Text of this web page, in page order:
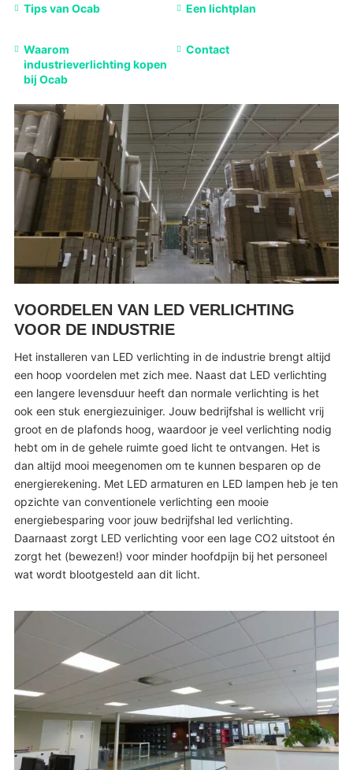
Tips van Ocab
Een lichtplan
Waarom
industrieverlichting kopen
bij Ocab
Contact
VOORDELEN VAN LED VERLICHTING
VOOR DE INDUSTRIE
Het installeren van LED verlichting in de industrie brengt altijd
een hoop voordelen met zich mee. Naast dat LED verlichting
een langere levensduur heeft dan normale verlichting is het
ook een stuk energiezuiniger. Jouw bedrijfshal is wellicht vrij
groot en de plafonds hoog, waardoor je veel verlichting nodig
hebt om in de gehele ruimte goed licht te ontvangen. Het is
dan altijd mooi meegenomen om te kunnen besparen op de
energierekening. Met LED armaturen en LED lampen heb je ten
opzichte van conventionele verlichting een mooie
energiebesparing voor jouw bedrijfshal led verlichting.
Daarnaast zorgt LED verlichting voor een lage CO2 uitstoot én
zorgt het (bewezen!) voor minder hoofdpijn bij het personeel
wat wordt blootgesteld aan dit licht.